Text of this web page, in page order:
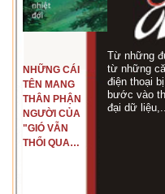
NHỮNG CÁI
TÊN MANG
THÂN PHẬN
NGƯỜI CỦA
"GIÓ VẪN
THỔI QUA
Từ những
từ những
điện thoại
bước vào
đại dữ